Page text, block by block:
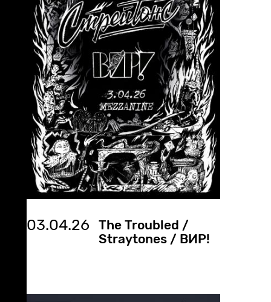
03.04.26
The Troubled /
Straytones / ВИР!